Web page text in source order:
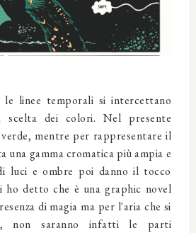
linee temporali si intercettano
scelta dei colori. Nel presente
mentre per rappresentare il
una gamma cromatica più ampia e
luci e ombre poi danno il tocco
ho detto che è una graphic novel
di magia ma per l'aria che si
non saranno infatti le parti